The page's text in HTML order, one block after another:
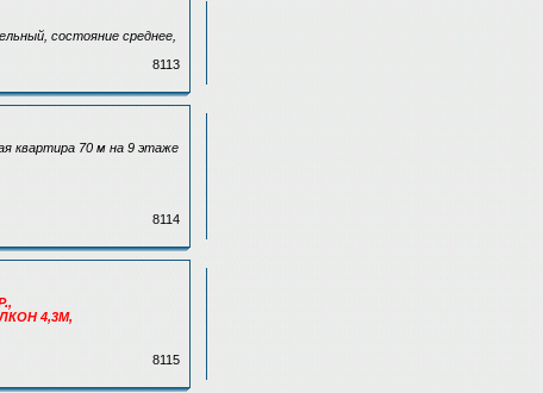
состояние среднее,
8113
квартира 70 м на 9 этаже
8114
4,3М,
8115